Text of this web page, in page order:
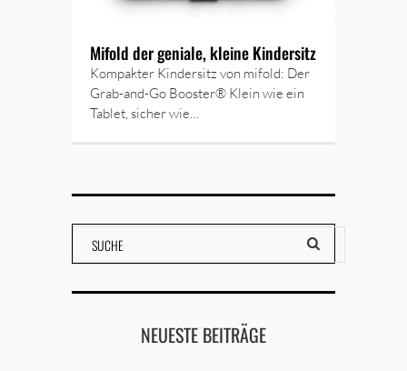
Mifold der geniale, kleine Kindersitz
Kompakter Kindersitz von mifold: Der
Grab-and-Go Booster® Klein wie ein
Tablet, sicher wie…
NEUESTE BEITRÄGE